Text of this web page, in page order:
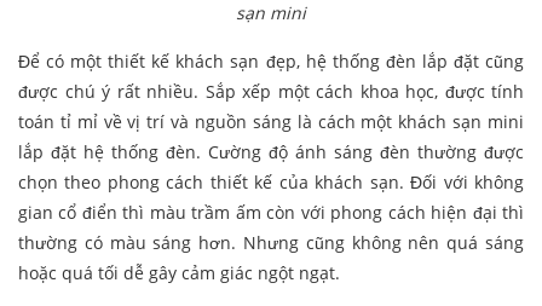
sạn mini
Để có một thiết kế khách sạn đẹp, hệ thống đèn lắp đặt cũng
được chú ý rất nhiều. Sắp xếp một cách khoa học, được tính
toán tỉ mỉ về vị trí và nguồn sáng là cách một khách sạn mini
lắp đặt hệ thống đèn. Cường độ ánh sáng đèn thường được
chọn theo phong cách thiết kế của khách sạn. Đối với không
gian cổ điển thì màu trầm ấm còn với phong cách hiện đại thì
thường có màu sáng hơn. Nhưng cũng không nên quá sáng
hoặc quá tối dễ gây cảm giác ngột ngạt.